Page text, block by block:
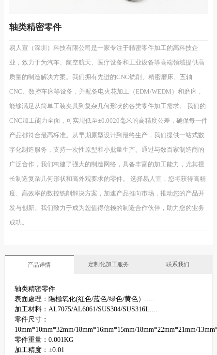
轴类精密零件
易人宣（深圳）科技有限公司是一家专注于精密零件加工的高科技企
业，致力于为汽车、航空航天、医疗设备和工业设备等高端领域提供高
质量的制造解决方案。我们拥有先进的CNC铣削、精密磨床、五轴
CNC、数控车床等设备，并配备电火花加工（EDM/WEDM）和磨床，
能够满足从简单工装夹具到复杂几何形状的各类零件加工需求。 我们的
CNC加工能力全面，可实现低至±0.0020毫米的高精度公差，确保每一件
产品都符合最高标准。从早期原型设计到最终生产，我们提供一站式数
字化制造服务，支持一次性原型和小批量生产。通过与数百家制造商的
广泛合作，我们构建了强大的制造网络，具备丰富的加工能力，尤其擅
长制造复杂几何形状和高外观要求的零件。 选择易人宣，您将获得高精
度、高效率的数控铣削解决方案，加速产品推向市场，推动您的产品开
发与创新。我们致力于成为您值得信赖的制造合作伙伴，助力您的业务
成功。
产品详情 定制化加工服务 联系我们
轴类精密零件
表面處理：陽極氧化(红色/蓝色/绿色/黄色）.....
加工材料：AL7075/AL6061/SUS304/SUS316L....
零件尺寸：
10mm*10mm*32mm/18mm*16mm*15mm/18mm*22mm*21mm/
零件重量：0.001KG
加工精度：±0.01